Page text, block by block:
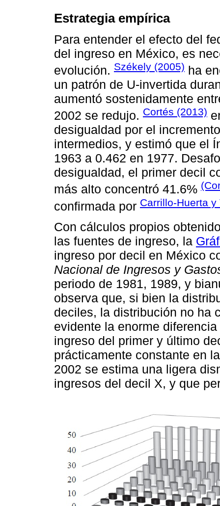
Estrategia empírica
Para entender el efecto del
del ingreso en México, es
evolución. Székely (2005) ha
un patrón de U-invertida
aumentó sostenidamente
2002 se redujo. Cortés (2013)
desigualdad por el
intermedios, y estimó que el
1963 a 0.462 en 1977.
desigualdad, el primer decil
más alto concentró 41.6%
confirmada por Carrillo-Huerta
Con cálculos propios
las fuentes de ingreso, la
ingreso por decil en México
Nacional de Ingresos y
periodo de 1981, 1989, y
observa que, si bien la
deciles, la distribución no ha
evidente la enorme
ingreso del primer y último
prácticamente constante en
2002 se estima una ligera
ingresos del decil X, y que